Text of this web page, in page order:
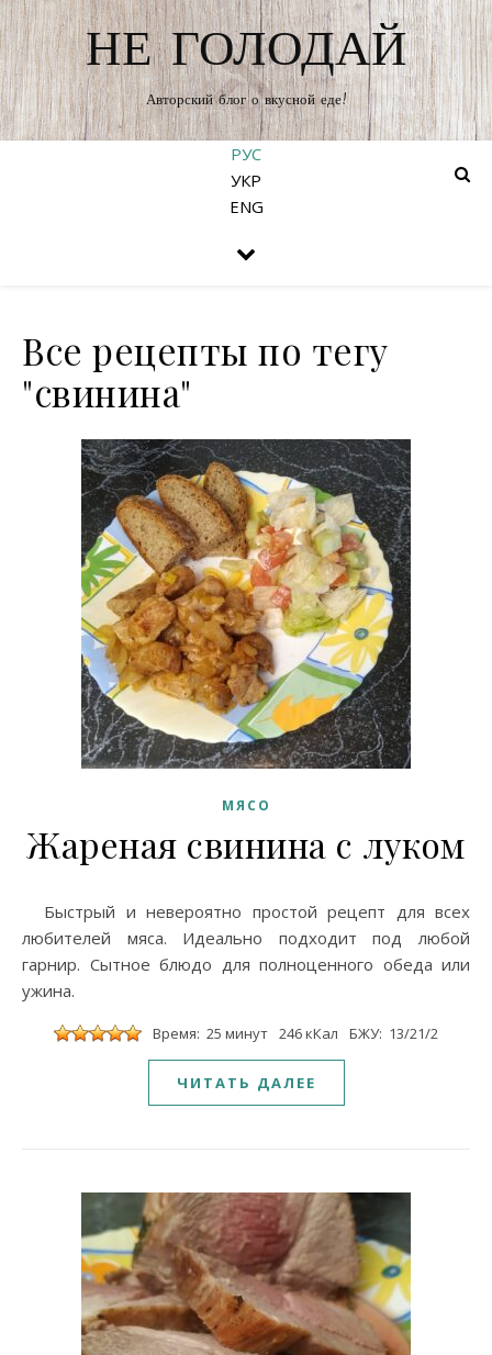
НЕ ГОЛОДАЙ
Авторский блог о вкусной еде!
РУС
УКР
ENG
Все рецепты по тегу
"свинина"
МЯСО
Жареная свинина с луком
Быстрый и невероятно простой рецепт для всех
любителей мяса. Идеально подходит под любой
гарнир. Сытное блюдо для полноценного обеда или
ужина.
Время: 25 минут 246 кКал БЖУ: 13/21/2
ЧИТАТЬ ДАЛЕЕ